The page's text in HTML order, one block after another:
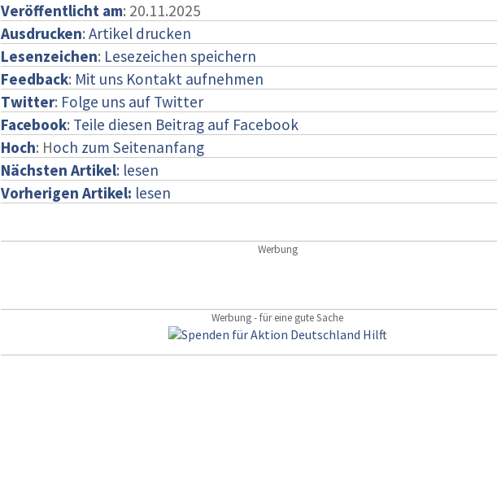
Veröffentlicht am: 20.11.2025
Ausdrucken: Artikel drucken
Lesenzeichen: Lesezeichen speichern
Feedback: Mit uns Kontakt aufnehmen
Twitter: Folge uns auf Twitter
Facebook: Teile diesen Beitrag auf Facebook
Hoch: Hoch zum Seitenanfang
Nächsten Artikel: lesen
Vorherigen Artikel: lesen
Werbung
Werbung - für eine gute Sache